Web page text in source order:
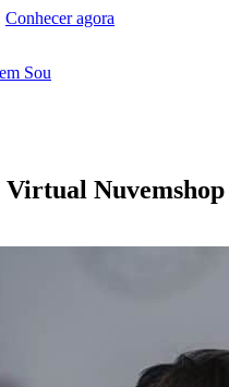
Conhecer agora
Sou
Virtual Nuvemshop